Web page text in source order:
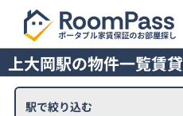
上大岡駅の物件一覧賃貸
駅で絞り込む